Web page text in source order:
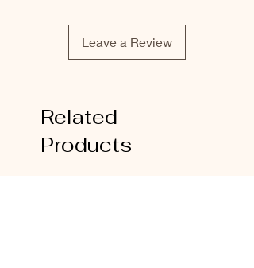
Leave a Review
Related
Products